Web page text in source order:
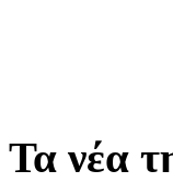
Τα νέα